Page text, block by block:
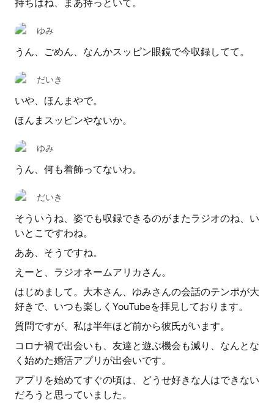
持ちはね、まあ持っといて。
ゆみ
うん、ごめん、なんかスッピン眼鏡で今収録してて。
だいき
いや、ほんまやで。
ほんまスッピンやないか。
ゆみ
うん、何も着飾ってないわ。
だいき
そういうね、姿でも収録できるのがまたラジオのね、い
いとこですわね。
ああ、そうですね。
えーと、ラジオネームアリカさん。
はじめまして。大木さん、ゆみさんの会話のテンポが大
好きで、いつも楽しくYouTubeを拝見しております。
質問ですが、私は半年ほど前から彼氏がいます。
コロナ禍で出会いも、友達と遊ぶ機会も減り、なんとな
く始めた婚活アプリが出会いです。
アプリを始めてすぐの頃は、どうせ好きな人はできない
だろうと思っていました。